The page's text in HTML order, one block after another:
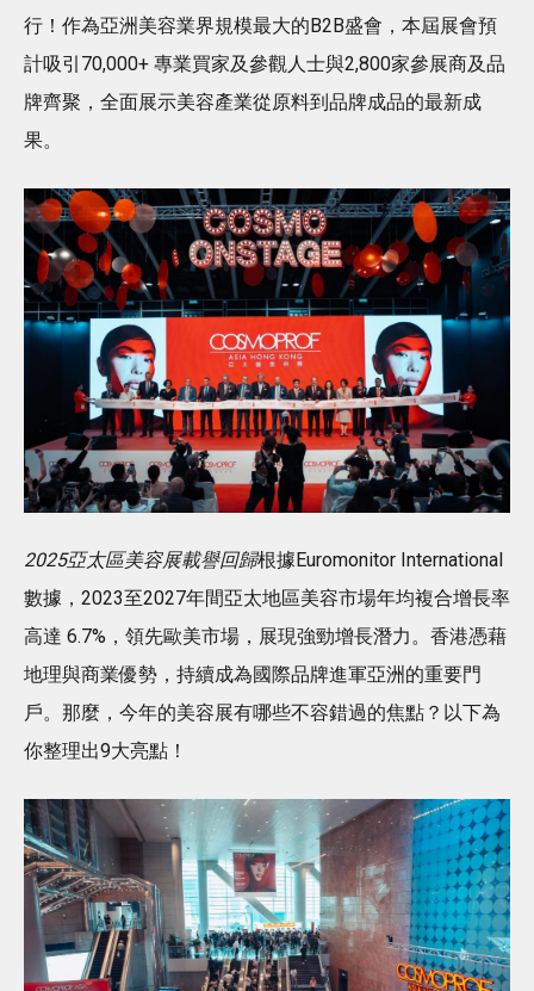
行！作為亞洲美容業界規模最大的B2B盛會，本屆展會預
計吸引70,000+ 專業買家及參觀人士與2,800家參展商及品
牌齊聚，全面展示美容產業從原料到品牌成品的最新成
果。
2025亞太區美容展載譽回歸根據Euromonitor International
數據，2023至2027年間亞太地區美容市場年均複合增長率
高達 6.7%，領先歐美市場，展現強勁增長潛力。香港憑藉
地理與商業優勢，持續成為國際品牌進軍亞洲的重要門
戶。那麼，今年的美容展有哪些不容錯過的焦點？以下為
你整理出9大亮點！